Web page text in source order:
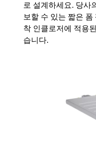
로 설계하세요. 당사
보할 수 있는 짧은
착 인클로저에 적용
습니다.